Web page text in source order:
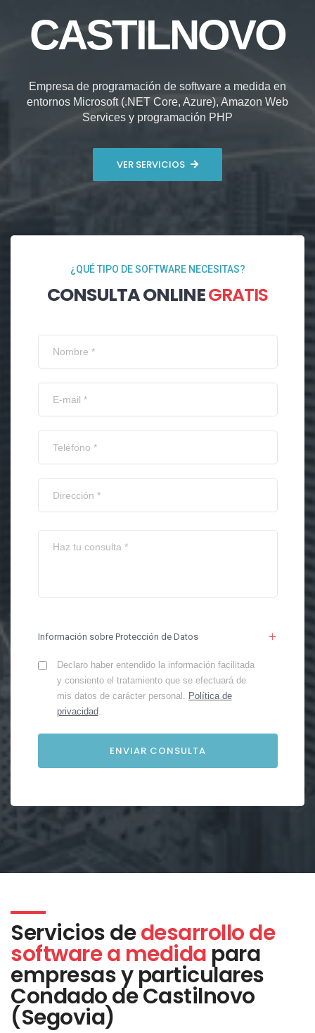
CASTILNOVO
Empresa de programación de software a medida en
entornos Microsoft (.NET Core, Azure), Amazon Web
Services y programación PHP
VER SERVICIOS
¿QUÉ TIPO DE SOFTWARE NECESITAS?
CONSULTA ONLINEGRATIS
Información sobre Protección de Datos
Declaro haber entendido la información facilitada
y consiento el tratamiento que se efectuará de
mis datos de carácter personal. Política de
privacidad.
Servicios dedesarrollo de
software a medida para
empresas y particulares
Condado de Castilnovo
(Segovia)